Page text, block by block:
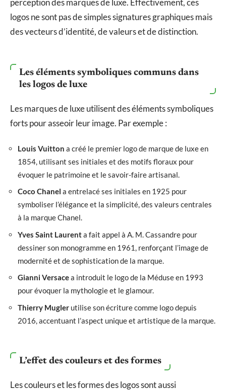
perception des marques de luxe. Effectivement, ces
logos ne sont pas de simples signatures graphiques mais
des vecteurs d’identité, de valeurs et de distinction.
Les éléments symboliques communs dans
les logos de luxe
Les marques de luxe utilisent des éléments symboliques
forts pour asseoir leur image. Par exemple :
Louis Vuitton a créé le premier logo de marque de luxe en
1854, utilisant ses initiales et des motifs floraux pour
évoquer le patrimoine et le savoir-faire artisanal.
Coco Chanel a entrelacé ses initiales en 1925 pour
symboliser l’élégance et la simplicité, des valeurs centrales
à la marque Chanel.
Yves Saint Laurenta fait appel à A. M. Cassandre pour
dessiner son monogramme en 1961, renforçant l’image de
modernité et de sophistication de la marque.
Gianni Versacea introduit le logo de la Méduse en 1993
pour évoquer la mythologie et le glamour.
Thierry Mugler utilise son écriture comme logo depuis
2016, accentuant l’aspect unique et artistique de la marque.
L’effet des couleurs et des formes
Les couleurs et les formes des logos sont aussi